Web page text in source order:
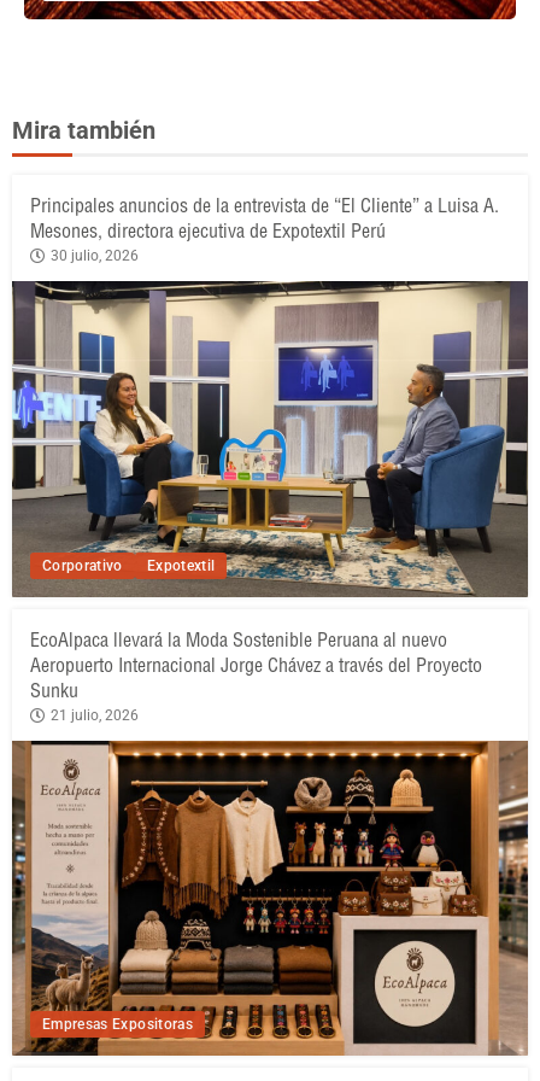
Mira también
Corporativo Expotextil
Principales anuncios de la entrevista de “El Cliente” a Luisa A.
Mesones, directora ejecutiva de Expotextil Perú
30 julio, 2026
Empresas Expositoras
EcoAlpaca llevará la Moda Sostenible Peruana al nuevo
Aeropuerto Internacional Jorge Chávez a través del Proyecto
Sunku
21 julio, 2026